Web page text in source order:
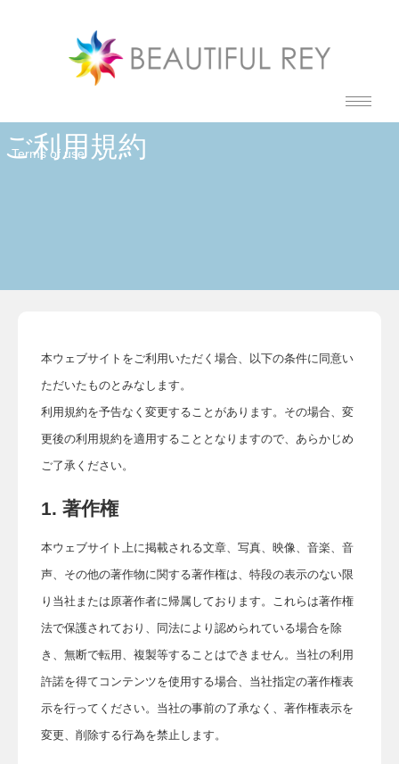
ご利用規約
Terms of use
本ウェブサイトをご利用いただく場合、以下の条件に同意い
ただいたものとみなします。
利用規約を予告なく変更することがあります。その場合、変
更後の利用規約を適用することとなりますので、あらかじめ
ご了承ください。
1. 著作権
本ウェブサイト上に掲載される文章、写真、映像、音楽、音
声、その他の著作物に関する著作権は、特段の表示のない限
り当社または原著作者に帰属しております。これらは著作権
法で保護されており、同法により認められている場合を除
き、無断で転用、複製等することはできません。当社の利用
許諾を得てコンテンツを使用する場合、当社指定の著作権表
示を行ってください。当社の事前の了承なく、著作権表示を
変更、削除する行為を禁止します。